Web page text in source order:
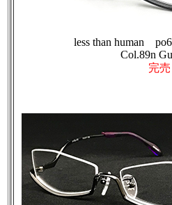
less than human
Col.89n
完売